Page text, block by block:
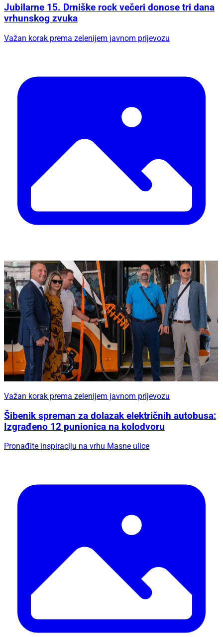
Jubilarne 15. Drniške rock večeri donose tri dana
vrhunskog zvuka
Važan korak prema zelenijem javnom prijevozu
Važan korak prema zelenijem javnom prijevozu
Šibenik spreman za dolazak električnih autobusa:
Izgrađeno 12 punionica na kolodvoru
Pronađite inspiraciju na vrhu Masne ulice